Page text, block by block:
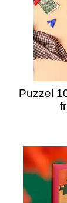
Puzzel